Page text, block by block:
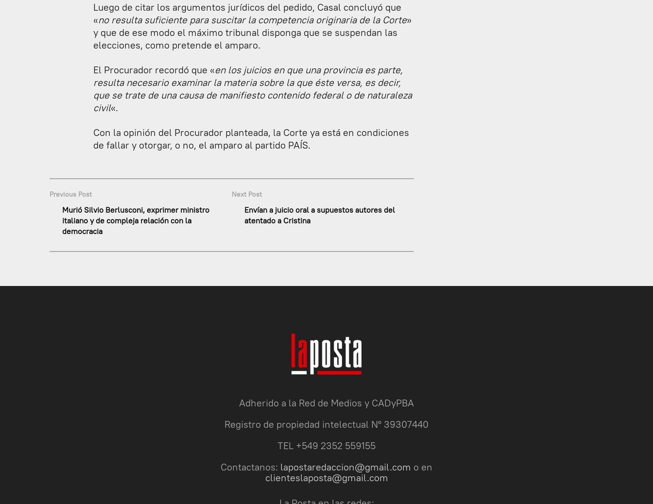
Luego de citar los argumentos jurídicos del pedido, Casal concluyó que
«no resulta suficiente para suscitar la competencia originaria de la Corte»
y que de ese modo el máximo tribunal disponga que se suspendan las
elecciones, como pretende el amparo.
El Procurador recordó que «en los juicios en que una provincia es parte,
resulta necesario examinar la materia sobre la que éste versa, es decir,
que se trate de una causa de manifiesto contenido federal o de naturaleza
civil«.
Con la opinión del Procurador planteada, la Corte ya está en condiciones
de fallar y otorgar, o no, el amparo al partido PAÍS.
Previous Post
Murió Silvio Berlusconi, exprimer ministro
italiano y de compleja relación con la
democracia
Next Post
Envían a juicio oral a supuestos autores del
atentado a Cristina
Adherido a la Red de Medios y CADyPBA
Registro de propiedad intelectual N° 39307440
TEL +549 2352 559155
Contactanos: lapostaredaccion@gmail.com o en
clienteslaposta@gmail.com